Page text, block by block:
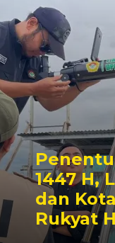
1447 H,
dan
Rukyat